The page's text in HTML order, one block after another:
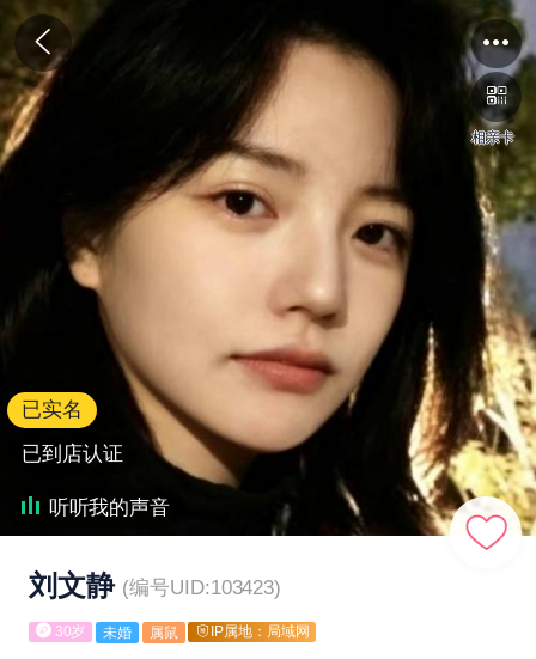
相亲卡
已实名
已到店认证
听听我的声音
刘文静 (编号UID:103423)
30岁 未婚 属鼠 IP属地：局域网